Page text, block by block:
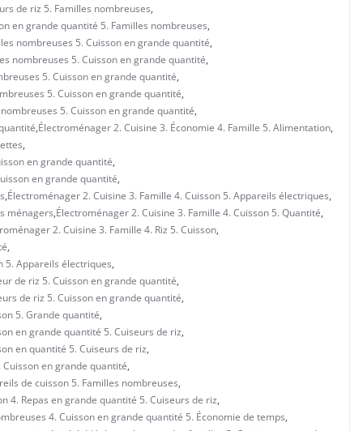
de riz 5. Familles nombreuses,
en grande quantité 5. Familles nombreuses,
nombreuses 5. Cuisson en grande quantité,
nombreuses 5. Cuisson en grande quantité,
5. Cuisson en grande quantité,
5. Cuisson en grande quantité,
5. Cuisson en grande quantité,
,Électroménager 2. Cuisine 3. Économie 4. Famille 5. Alimentation,
,
en grande quantité,
en grande quantité,
,Électroménager 2. Cuisine 3. Famille 4. Cuisson 5. Appareils électriques,
ménagers,Électroménager 2. Cuisine 3. Famille 4. Cuisson 5. Quantité,
2. Cuisine 3. Famille 4. Riz 5. Cuisson,
,
5. Appareils électriques,
de riz 5. Cuisson en grande quantité,
de riz 5. Cuisson en grande quantité,
5. Grande quantité,
en grande quantité 5. Cuiseurs de riz,
en quantité 5. Cuiseurs de riz,
en grande quantité,
de cuisson 5. Familles nombreuses,
4. Repas en grande quantité 5. Cuiseurs de riz,
4. Cuisson en grande quantité 5. Économie de temps,